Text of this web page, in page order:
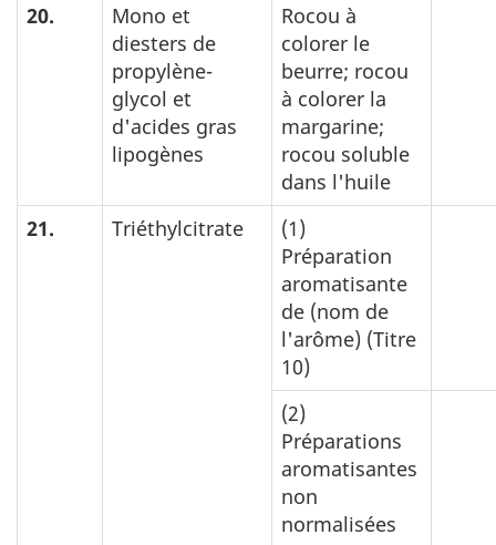
20.
Mono et
diesters de
propylène-
glycol et
d'acides gras
lipogènes
Rocou à
colorer le
beurre; rocou
à colorer la
margarine;
rocou soluble
dans l'huile
21.
Triéthylcitrate
(1)
Préparation
aromatisante
de (nom de
l'arôme) (Titre
10)
(2)
Préparations
aromatisantes
non
normalisées